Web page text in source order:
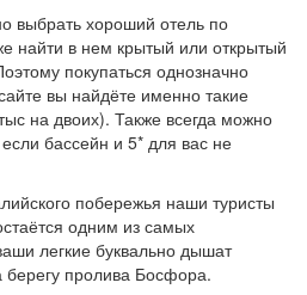
выбрать хороший отель по
найти в нем крытый или открытый
покупаться однозначно
вы найдёте именно такие
на двоих). Также всегда можно
бассейн и 5* для вас не
побережья наши туристы
одним из самых
легкие буквально дышат
берегу пролива Босфора.